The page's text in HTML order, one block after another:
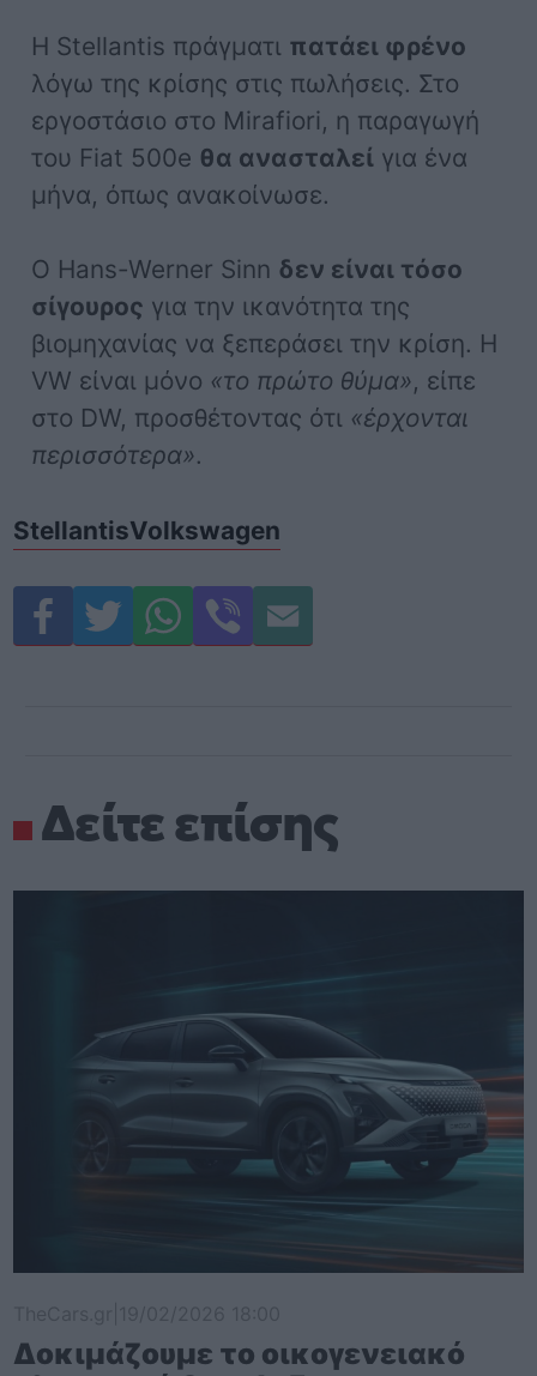
Η Stellantis πράγματι πατάει φρένο
λόγω της κρίσης στις πωλήσεις. Στο
εργοστάσιο στο Mirafiori, η παραγωγή
του Fiat 500e θα ανασταλεί για ένα
μήνα, όπως ανακοίνωσε.
Ο Hans-Werner Sinn δεν είναι τόσο
σίγουρος για την ικανότητα της
βιομηχανίας να ξεπεράσει την κρίση. Η
VW είναι μόνο «το πρώτο θύμα», είπε
στο DW, προσθέτοντας ότι «έρχονται
περισσότερα».
StellantisVolkswagen
Δείτε επίσης
Δοκιμάζουμε το οικογενειακό